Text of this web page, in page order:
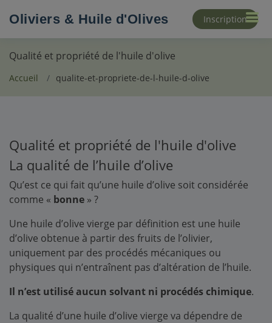
Oliviers & Huile d'Olives Inscription
Qualité et propriété de l'huile d'olive
Accueil qualite-et-propriete-de-l-huile-d-olive
Qualité et propriété de l'huile d'olive
La qualité de l’huile d’olive
Qu’est ce qui fait qu’une huile d’olive soit considérée
comme « bonne » ?
Une huile d’olive vierge par définition est une huile
d’olive obtenue à partir des fruits de l’olivier,
uniquement par des procédés mécaniques ou
physiques qui n’entraînent pas d’altération de l’huile.
Il n’est utilisé aucun solvant ni procédés chimique.
La qualité d’une huile d’olive vierge va dépendre de